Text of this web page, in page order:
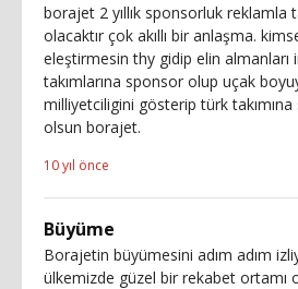
borajet 2 yıllık sponsorluk reklamla
olacaktır çok akıllı bir anlaşma.
eleştirmesin thy gidip elin almanları
takımlarına sponsor olup uçak
milliyetciligini gösterip türk
olsun borajet.
10 yıl önce
Büyüme
Borajetin büyümesini adım adım
ülkemizde güzel bir rekabet ortamı